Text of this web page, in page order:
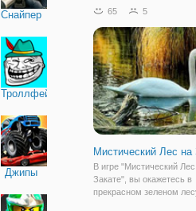
Снайпер
Троллфейс
Джипы
сталкиваясь с
ловушки. Собирайте
зарабатывать на жизнь
65 5
Мистический Лес на
В игре "Мистический
Закате", вы окажетесь в
прекрасном зеленом